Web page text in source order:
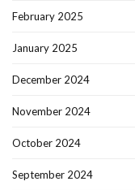
February 2025
January 2025
December 2024
November 2024
October 2024
September 2024